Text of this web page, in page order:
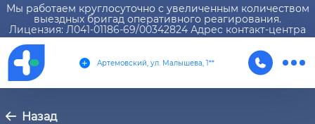
Мы работаем круглосуточно с увеличенным количеством
выездных бригад оперативного реагирования.
Лицензия: Л041-01186-69/00342824 Адрес контакт-центра
Артемовский, ул. Малышева, 1**
Назад